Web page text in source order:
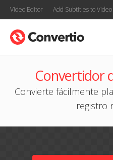
Video Editor Add Subtitles to Video
Convertidor
Convierte fácilmente
registro